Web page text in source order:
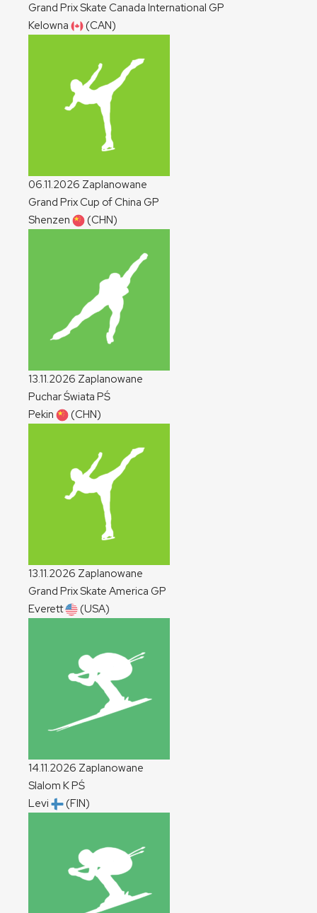
Grand Prix Skate Canada International GP
Kelowna
(CAN)
06.11.2026 Zaplanowane
Grand Prix Cup of China GP
Shenzen
(CHN)
13.11.2026 Zaplanowane
Puchar Świata PŚ
Pekin
(CHN)
13.11.2026 Zaplanowane
Grand Prix Skate America GP
Everett
(USA)
14.11.2026 Zaplanowane
Slalom KPŚ
Levi
(FIN)